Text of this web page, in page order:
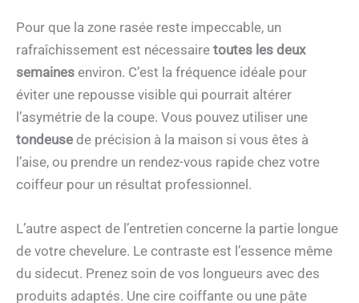
Pour que la zone rasée reste impeccable, un
rafraîchissement est nécessaire toutes les deux
semaines environ. C’est la fréquence idéale pour
éviter une repousse visible qui pourrait altérer
l’asymétrie de la coupe. Vous pouvez utiliser une
tondeuse de précision à la maison si vous êtes à
l’aise, ou prendre un rendez-vous rapide chez votre
coiffeur pour un résultat professionnel.
L’autre aspect de l’entretien concerne la partie longue
de votre chevelure. Le contraste est l’essence même
du sidecut. Prenez soin de vos longueurs avec des
produits adaptés. Une cire coiffante ou une pâte